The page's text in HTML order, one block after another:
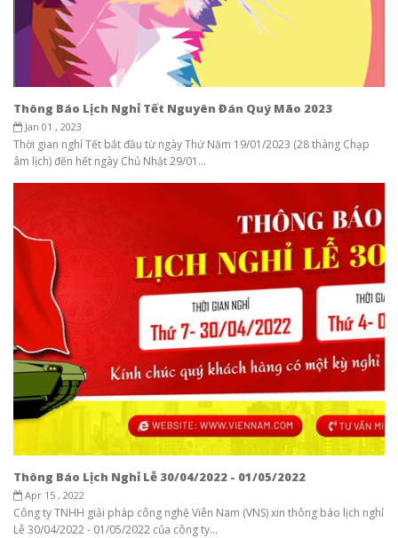
Thông Báo Lịch Nghỉ Tết Nguyên Đán Quý Mão 2023
Jan 01 , 2023
Thời gian nghỉ Tết bắt đầu từ ngày Thứ Năm 19/01/2023 (28 tháng Chạp
âm lịch) đến hết ngày Chủ Nhật 29/01...
Thông Báo Lịch Nghỉ Lễ 30/04/2022 - 01/05/2022
Apr 15 , 2022
Công ty TNHH giải pháp công nghệ Viễn Nam (VNS) xin thông báo lịch nghỉ
Lễ 30/04/2022 - 01/05/2022 của công ty...